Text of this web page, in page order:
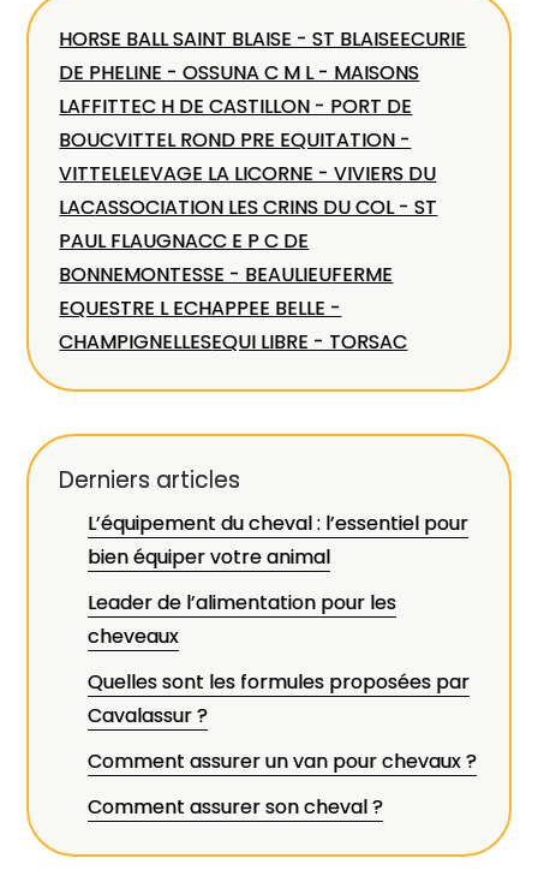
HORSE BALL SAINT BLAISE - ST BLAISEECURIE
DE PHELINE - OSSUNA C M L - MAISONS
LAFFITTEC H DE CASTILLON - PORT DE
BOUCVITTEL ROND PRE EQUITATION -
VITTELELEVAGE LA LICORNE - VIVIERS DU
LACASSOCIATION LES CRINS DU COL - ST
PAUL FLAUGNACC E P C DE
BONNEMONTESSE - BEAULIEUFERME
EQUESTRE L ECHAPPEE BELLE -
CHAMPIGNELLESEQUI LIBRE - TORSAC
Derniers articles
L’équipement du cheval : l’essentiel pour
bien équiper votre animal
Leader de l’alimentation pour les
cheveaux
Quelles sont les formules proposées par
Cavalassur ?
Comment assurer un van pour chevaux ?
Comment assurer son cheval ?